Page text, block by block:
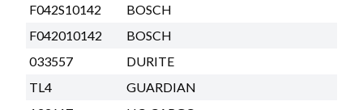
F042S10142
BOSCH
F042010142
BOSCH
033557
DURITE
TL4
GUARDIAN